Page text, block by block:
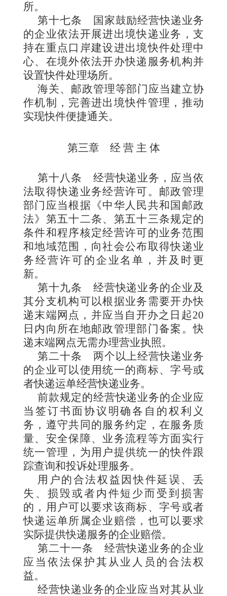
所。
第十七条
国家鼓励经营快递业务
的企业依法开展进出境快递业务，支
持在重点口岸建设进出境快件处理中
心、在境外依法开办快递服务机构并
设置快件处理场所。
海关、邮政管理等部门应当建立协
作机制，完善进出境快件管理，推动
实现快件便捷通关。
第三章 经 营 主 体
第十八条 经营快递业务，应当依
法取得快递业务经营许可。邮政管理
部门应当根据《中华人民共和国邮政
法》第五十二条、第五十三条规定的
条件和程序核定经营许可的业务范围
和地域范围，向社会公布取得快递业
务经营许可的企业名单，并及时更
新。
第十九条 经营快递业务的企业及
其分支机构可以根据业务需要开办快
递末端网点，并应当自开办之日起20
日内向所在地邮政管理部门备案。快
递末端网点无需办理营业执照。
第二十条 两个以上经营快递业务
的企业可以使用统一的商标、字号或
者快递运单经营快递业务。
前款规定的经营快递业务的企业应
当签订书面协议明确各自的权利义
务，遵守共同的服务约定，在服务质
量、安全保障、业务流程等方面实行
统一管理，为用户提供统一的快件跟
踪查询和投诉处理服务。
用户的合法权益因快件延误、丢
失、损毁或者内件短少而受到损害
的，用户可以要求该商标、字号或者
快递运单所属企业赔偿，也可以要求
实际提供快递服务的企业赔偿。
第二十一条 经营快递业务的企业
应当依法保护其从业人员的合法权
益。
经营快递业务的企业应当对其从业